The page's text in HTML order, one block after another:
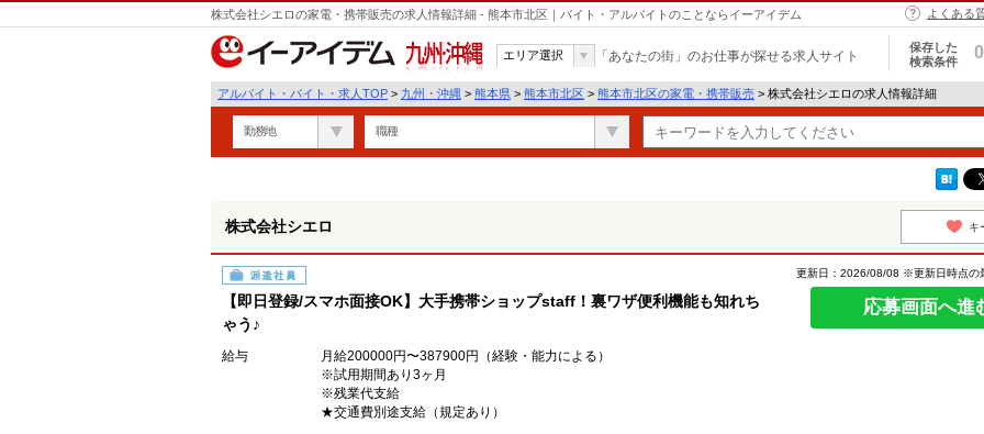
株式会社シエロの家電・携帯販売の求人情報詳細 - 熊本市北区｜バイト・アルバイトのことならイーアイデム よくある
九州・沖縄
エリア選択 「あなたの街」のお仕事が探せる求人サイト
保存した
検索条件
0
アルバイト・バイト・求人TOP > 九州・沖縄 > 熊本県 > 熊本市北区 > 熊本市北区の家電・携帯販売 > 株式会社シエロの求人情報詳細
勤務地 職種
株式会社シエロ キ
派遣社員
【即日登録/スマホ面接OK】大手携帯ショップstaff！裏ワザ便利機能も知れち
ゃう♪
更新日：2026/08/08 ※更新日時点の
応募画面へ進
給与
月給200000円〜387900円（経験・能力による）
※試用期間あり3ヶ月
※残業代支給
★交通費別途支給（規定あり）